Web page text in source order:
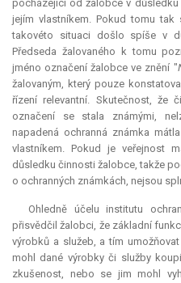
pocházející od žalobce v důsledku
jejím vlastníkem. Pokud tomu
takovéto situaci došlo spíše v
Předseda žalovaného k tomu
jméno označení žalobce ve znění "
žalovaným, který pouze
řízenírelevantní. Skutečnost, že
označení se stala známými,
napadená ochranná známka
vlastníkem. Pokud je veřejnost
důsledku činnosti žalobce, takže
o ochranných známkách, nejsou
Ohledně účelu institutu
přisvědčil žalobci, že základní
výrobků a služeb, a tím
mohl dané výrobky či služby
zkušenost, nebo se jim mohl